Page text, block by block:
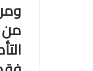
من